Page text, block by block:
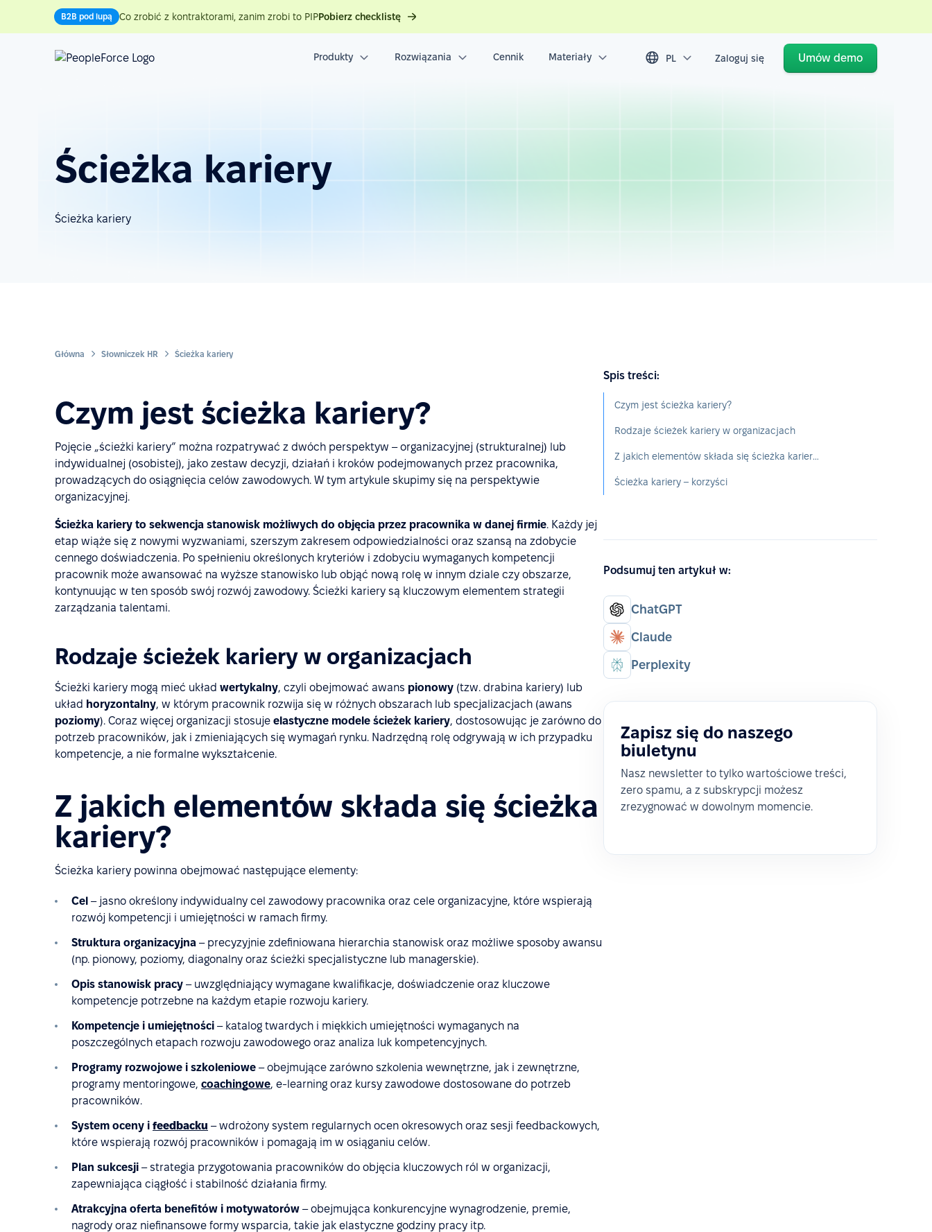
B2B pod lupą Co zrobić z kontraktorami, zanim zrobi to PIPPobierz checklistę
Produkty Rozwiązania Cennik Materiały PL Zaloguj się Umów demo
Ścieżka kariery
Ścieżka kariery
Główna Słowniczek HR Ścieżka kariery
Czym jest ścieżka kariery?
Pojęcie „ścieżki kariery” można rozpatrywać z dwóch perspektyw – organizacyjnej (strukturalnej) lub
indywidualnej (osobistej), jako zestaw decyzji, działań i kroków podejmowanych przez pracownika,
prowadzących do osiągnięcia celów zawodowych. W tym artykule skupimy się na perspektywie
organizacyjnej.
Ścieżka kariery to sekwencja stanowisk możliwych do objęcia przez pracownika w danej firmie. Każdy jej
etap wiąże się z nowymi wyzwaniami, szerszym zakresem odpowiedzialności oraz szansą na zdobycie
cennego doświadczenia. Po spełnieniu określonych kryteriów i zdobyciu wymaganych kompetencji
pracownik może awansować na wyższe stanowisko lub objąć nową rolę w innym dziale czy obszarze,
kontynuując w ten sposób swój rozwój zawodowy. Ścieżki kariery są kluczowym elementem strategii
zarządzania talentami.
Rodzaje ścieżek kariery w organizacjach
Ścieżki kariery mogą mieć układ wertykalny, czyli obejmować awans pionowy (tzw. drabina kariery) lub
układ horyzontalny, w którym pracownik rozwija się w różnych obszarach lub specjalizacjach (awans
poziomy). Coraz więcej organizacji stosuje elastyczne modele ścieżek kariery, dostosowując je zarówno do
potrzeb pracowników, jak i zmieniających się wymagań rynku. Nadrzędną rolę odgrywają w ich przypadku
kompetencje, a nie formalne wykształcenie.
Z jakich elementów składa się ścieżka
kariery?
Ścieżka kariery powinna obejmować następujące elementy:
Cel – jasno określony indywidualny cel zawodowy pracownika oraz cele organizacyjne, które wspierają
rozwój kompetencji i umiejętności w ramach firmy.
Struktura organizacyjna – precyzyjnie zdefiniowana hierarchia stanowisk oraz możliwe sposoby awansu
(np. pionowy, poziomy, diagonalny oraz ścieżki specjalistyczne lub managerskie).
Opis stanowisk pracy – uwzględniający wymagane kwalifikacje, doświadczenie oraz kluczowe
kompetencje potrzebne na każdym etapie rozwoju kariery.
Kompetencje i umiejętności – katalog twardych i miękkich umiejętności wymaganych na
poszczególnych etapach rozwoju zawodowego oraz analiza luk kompetencyjnych.
Programy rozwojowe i szkoleniowe – obejmujące zarówno szkolenia wewnętrzne, jak i zewnętrzne,
programy mentoringowe, coachingowe, e-learning oraz kursy zawodowe dostosowane do potrzeb
pracowników.
System oceny i feedbacku – wdrożony system regularnych ocen okresowych oraz sesji feedbackowych,
które wspierają rozwój pracowników i pomagają im w osiąganiu celów.
Plan sukcesji – strategia przygotowania pracowników do objęcia kluczowych ról w organizacji,
zapewniająca ciągłość i stabilność działania firmy.
Atrakcyjna oferta benefitów i motywatorów – obejmująca konkurencyjne wynagrodzenie, premie,
nagrody oraz niefinansowe formy wsparcia, takie jak elastyczne godziny pracy itp.
Spis treści:
Czym jest ścieżka kariery?
Rodzaje ścieżek kariery w organizacjach
Z jakich elementów składa się ścieżka kariery?
Ścieżka kariery – korzyści
Podsumuj ten artykuł w:
ChatGPT
Claude
Perplexity
Zapisz się do naszego
biuletynu
Nasz newsletter to tylko wartościowe treści,
zero spamu, a z subskrypcji możesz
zrezygnować w dowolnym momencie.